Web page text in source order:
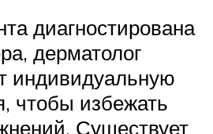
диагностирована
дерматолог
индивидуальную
чтобы избежать
Существует